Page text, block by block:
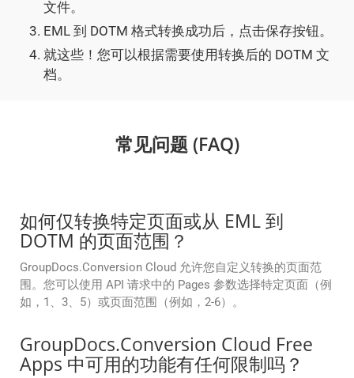
文件。
EML 到 DOTM 格式转换成功后，点击保存按钮。
就这些！您可以根据需要使用转换后的 DOTM 文
档。
常见问题 (FAQ)
如何仅转换特定页面或从 EML 到
DOTM 的页面范围？
GroupDocs.Conversion Cloud 允许您自定义转换的页面范
围。您可以使用 API 请求中的 Pages 参数选择特定页面（例
如，1、3、5）或页面范围（例如，2-6）。
GroupDocs.Conversion Cloud Free
Apps 中可用的功能有任何限制吗？